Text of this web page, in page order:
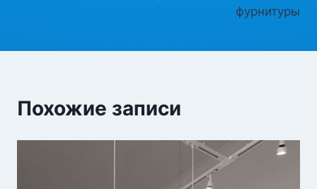
фурнитуры
Похожие записи